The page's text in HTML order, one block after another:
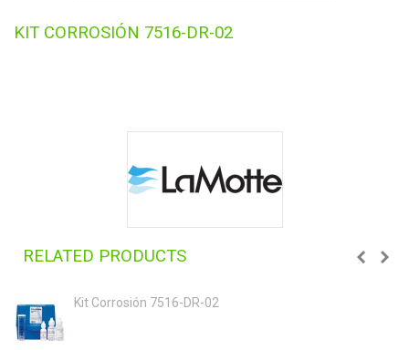
KIT CORROSIÓN 7516-DR-02
RELATED PRODUCTS
Kit Corrosión 7516-DR-02